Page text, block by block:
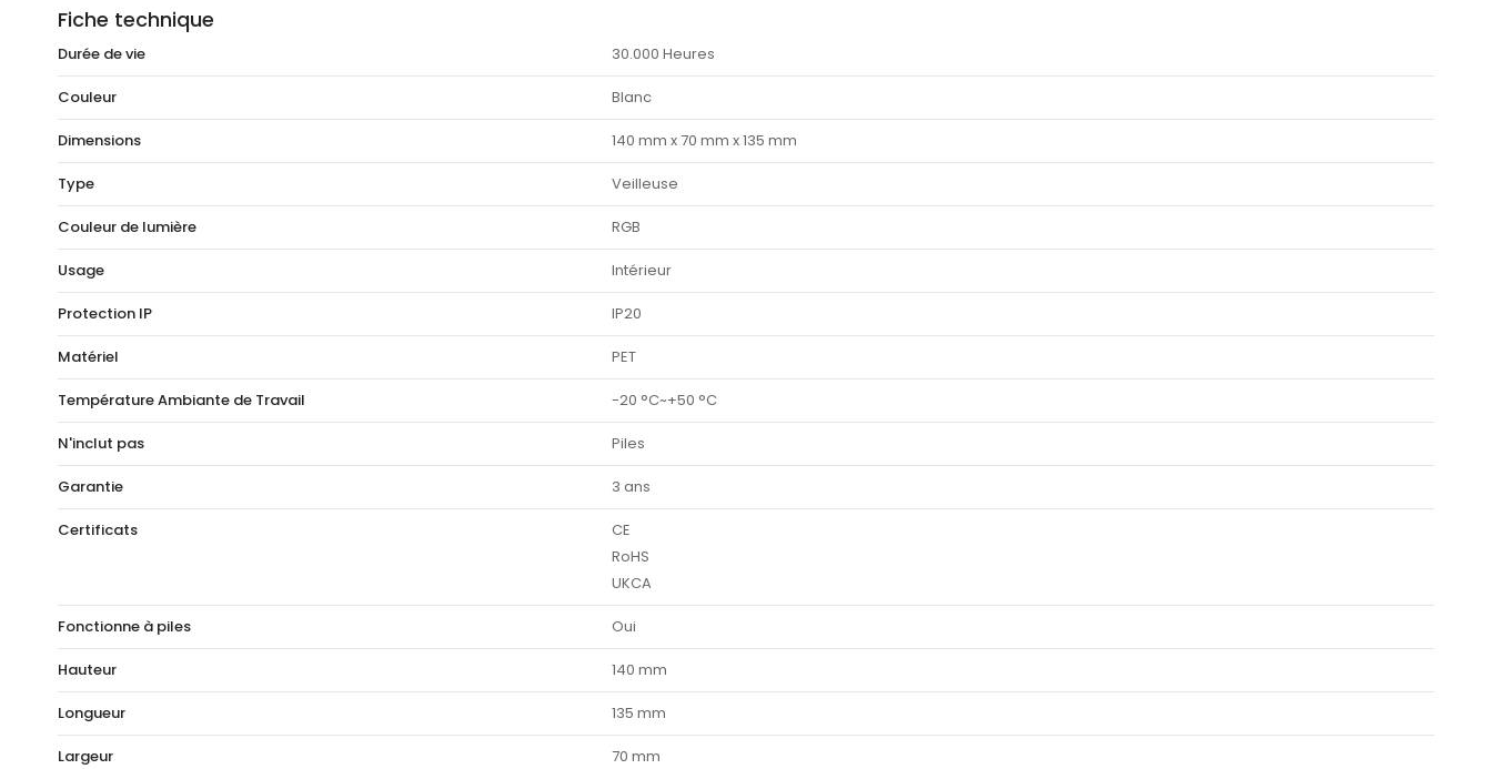
Fiche technique
Durée de vie 30.000 Heures
Couleur Blanc
Dimensions 140 mm x 70 mm x 135 mm
Type Veilleuse
Couleur de lumière RGB
Usage Intérieur
Protection IP IP20
Matériel PET
Température Ambiante de Travail -20 °C~+50 °C
N'inclut pas Piles
Garantie 3 ans
Certificats
CE
RoHS
UKCA
Fonctionne à piles Oui
Hauteur 140 mm
Longueur 135 mm
Largeur 70 mm